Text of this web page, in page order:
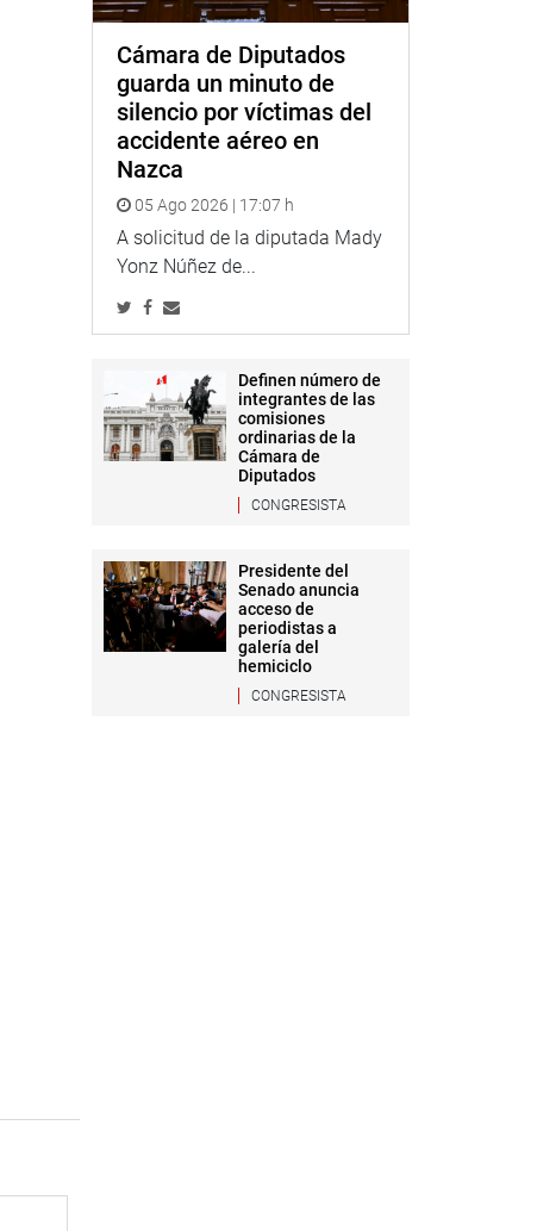
Cámara de Diputados
guarda un minuto de
silencio por víctimas del
accidente aéreo en
Nazca
05 Ago 2026 | 17:07 h
A solicitud de la diputada Mady
Yonz Núñez de...
Definen número de
integrantes de las
comisiones
ordinarias de la
Cámara de
Diputados
CONGRESISTA
Presidente del
Senado anuncia
acceso de
periodistas a
galería del
hemiciclo
CONGRESISTA